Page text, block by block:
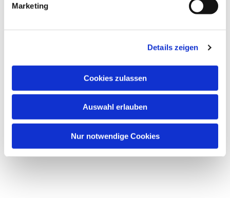
Marketing
Details zeigen
Cookies zulassen
Auswahl erlauben
Nur notwendige Cookies